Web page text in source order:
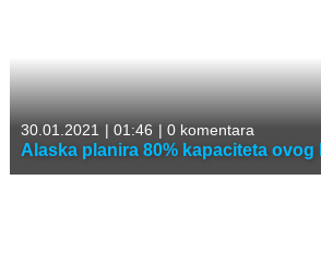
30.01.2021 | 01:46 | 0 komentara
Alaska planira 80% kapaciteta ovog